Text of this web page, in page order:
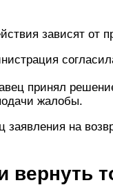
зависят от
принял
жалобы.
заявления на
вернуть